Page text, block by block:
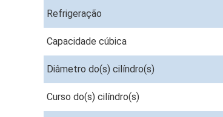
Refrigeração
Capacidade cúbica
Diâmetro do(s) cilíndro(s)
Curso do(s) cilíndro(s)